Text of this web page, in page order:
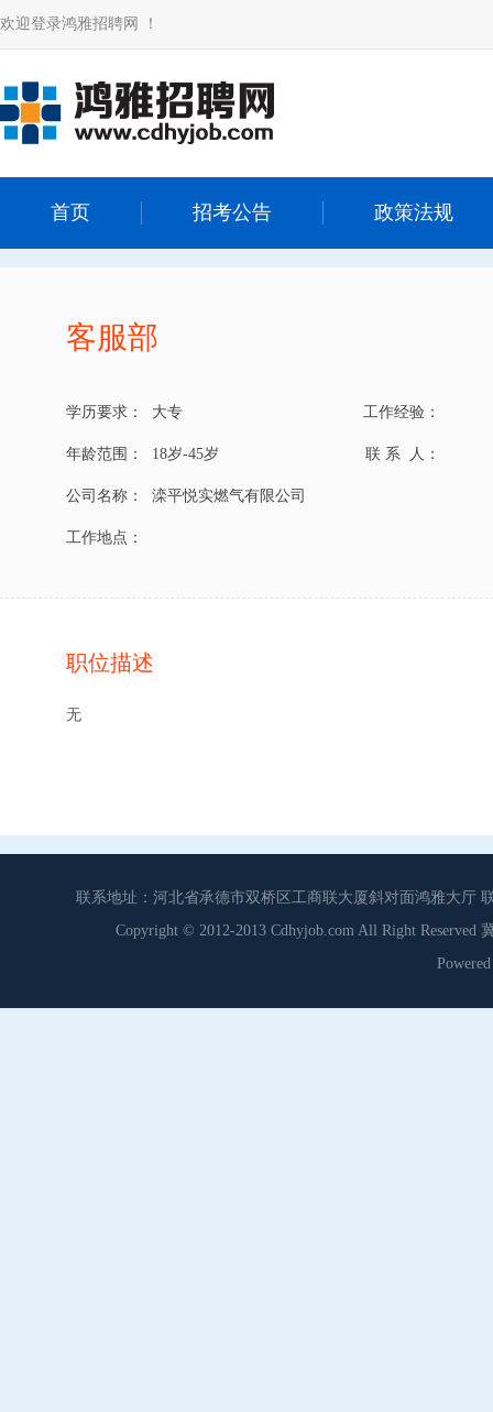
欢迎登录鸿雅招聘网 ！
首页 招考公告 政策法规
客服部
学历要求： 大专 工作经验：
年龄范围： 18岁-45岁 联 系 人：
公司名称： 滦平悦实燃气有限公司
工作地点：
职位描述
无
联系地址：河北省承德市双桥区工商联大厦斜对面鸿雅大厅
Copyright © 2012-2013 Cdhyjob.com All Right Reserved